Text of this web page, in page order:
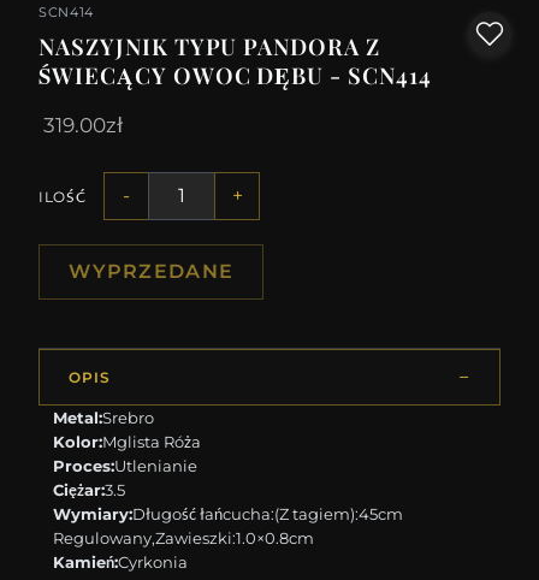
SCN414
NASZYJNIK TYPU PANDORA Z
ŚWIECĄCY OWOC DĘBU - SCN414
319.00zł
ILOŚĆ - +
WYPRZEDANE
OPIS
Metal:Srebro
Kolor:Mglista Róża
Proces:Utlenianie
Ciężar:3.5
Wymiary:Długość łańcucha:(Z tagiem):45cm
Regulowany,Zawieszki:1.0×0.8cm
Kamień:Cyrkonia